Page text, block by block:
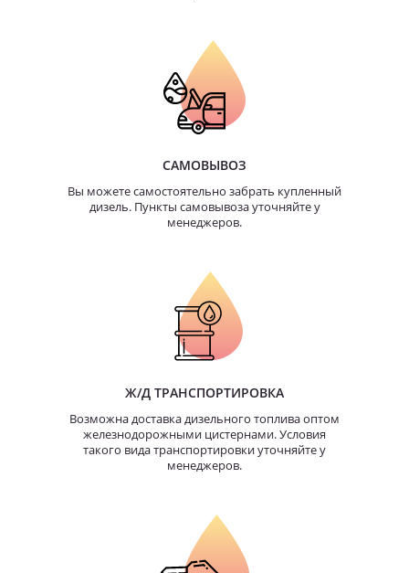
САМОВЫВОЗ
Вы можете самостоятельно забрать купленный
дизель. Пункты самовывоза уточняйте у
менеджеров.
Ж/Д ТРАНСПОРТИРОВКА
Возможна доставка дизельного топлива оптом
железнодорожными цистернами. Условия
такого вида транспортировки уточняйте у
менеджеров.